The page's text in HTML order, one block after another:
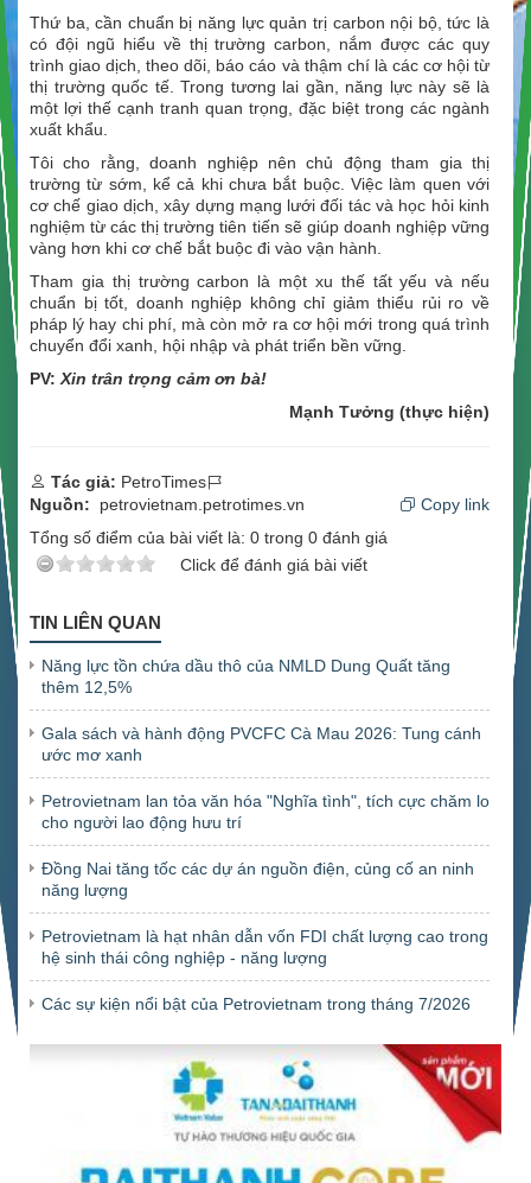
Thứ ba, cần chuẩn bị năng lực quản trị carbon nội bộ, tức là
có đội ngũ hiểu về thị trường carbon, nắm được các quy
trình giao dịch, theo dõi, báo cáo và thậm chí là các cơ hội từ
thị trường quốc tế. Trong tương lai gần, năng lực này sẽ là
một lợi thế cạnh tranh quan trọng, đặc biệt trong các ngành
xuất khẩu.
Tôi cho rằng, doanh nghiệp nên chủ động tham gia thị
trường từ sớm, kể cả khi chưa bắt buộc. Việc làm quen với
cơ chế giao dịch, xây dựng mạng lưới đối tác và học hỏi kinh
nghiệm từ các thị trường tiên tiến sẽ giúp doanh nghiệp vững
vàng hơn khi cơ chế bắt buộc đi vào vận hành.
Tham gia thị trường carbon là một xu thế tất yếu và nếu
chuẩn bị tốt, doanh nghiệp không chỉ giảm thiểu rủi ro về
pháp lý hay chi phí, mà còn mở ra cơ hội mới trong quá trình
chuyển đổi xanh, hội nhập và phát triển bền vững.
PV: Xin trân trọng cảm ơn bà!
Mạnh Tưởng (thực hiện)
Tác giả: PetroTimes
Nguồn:
petrovietnam.petrotimes.vn
Copy link
Tổng số điểm của bài viết là: 0 trong 0 đánh giá
Click để đánh giá bài viết
TIN LIÊN QUAN
Năng lực tồn chứa dầu thô của NMLD Dung Quất tăng
thêm 12,5%
Gala sách và hành động PVCFC Cà Mau 2026: Tung cánh
ước mơ xanh
Petrovietnam lan tỏa văn hóa "Nghĩa tình", tích cực chăm lo
cho người lao động hưu trí
Đồng Nai tăng tốc các dự án nguồn điện, củng cố an ninh
năng lượng
Petrovietnam là hạt nhân dẫn vốn FDI chất lượng cao trong
hệ sinh thái công nghiệp - năng lượng
Các sự kiện nổi bật của Petrovietnam trong tháng 7/2026